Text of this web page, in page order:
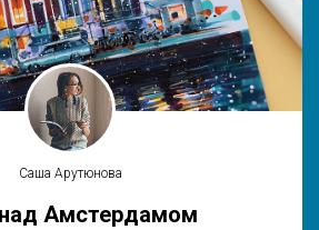
Саша Арутюнова
Амстердамом